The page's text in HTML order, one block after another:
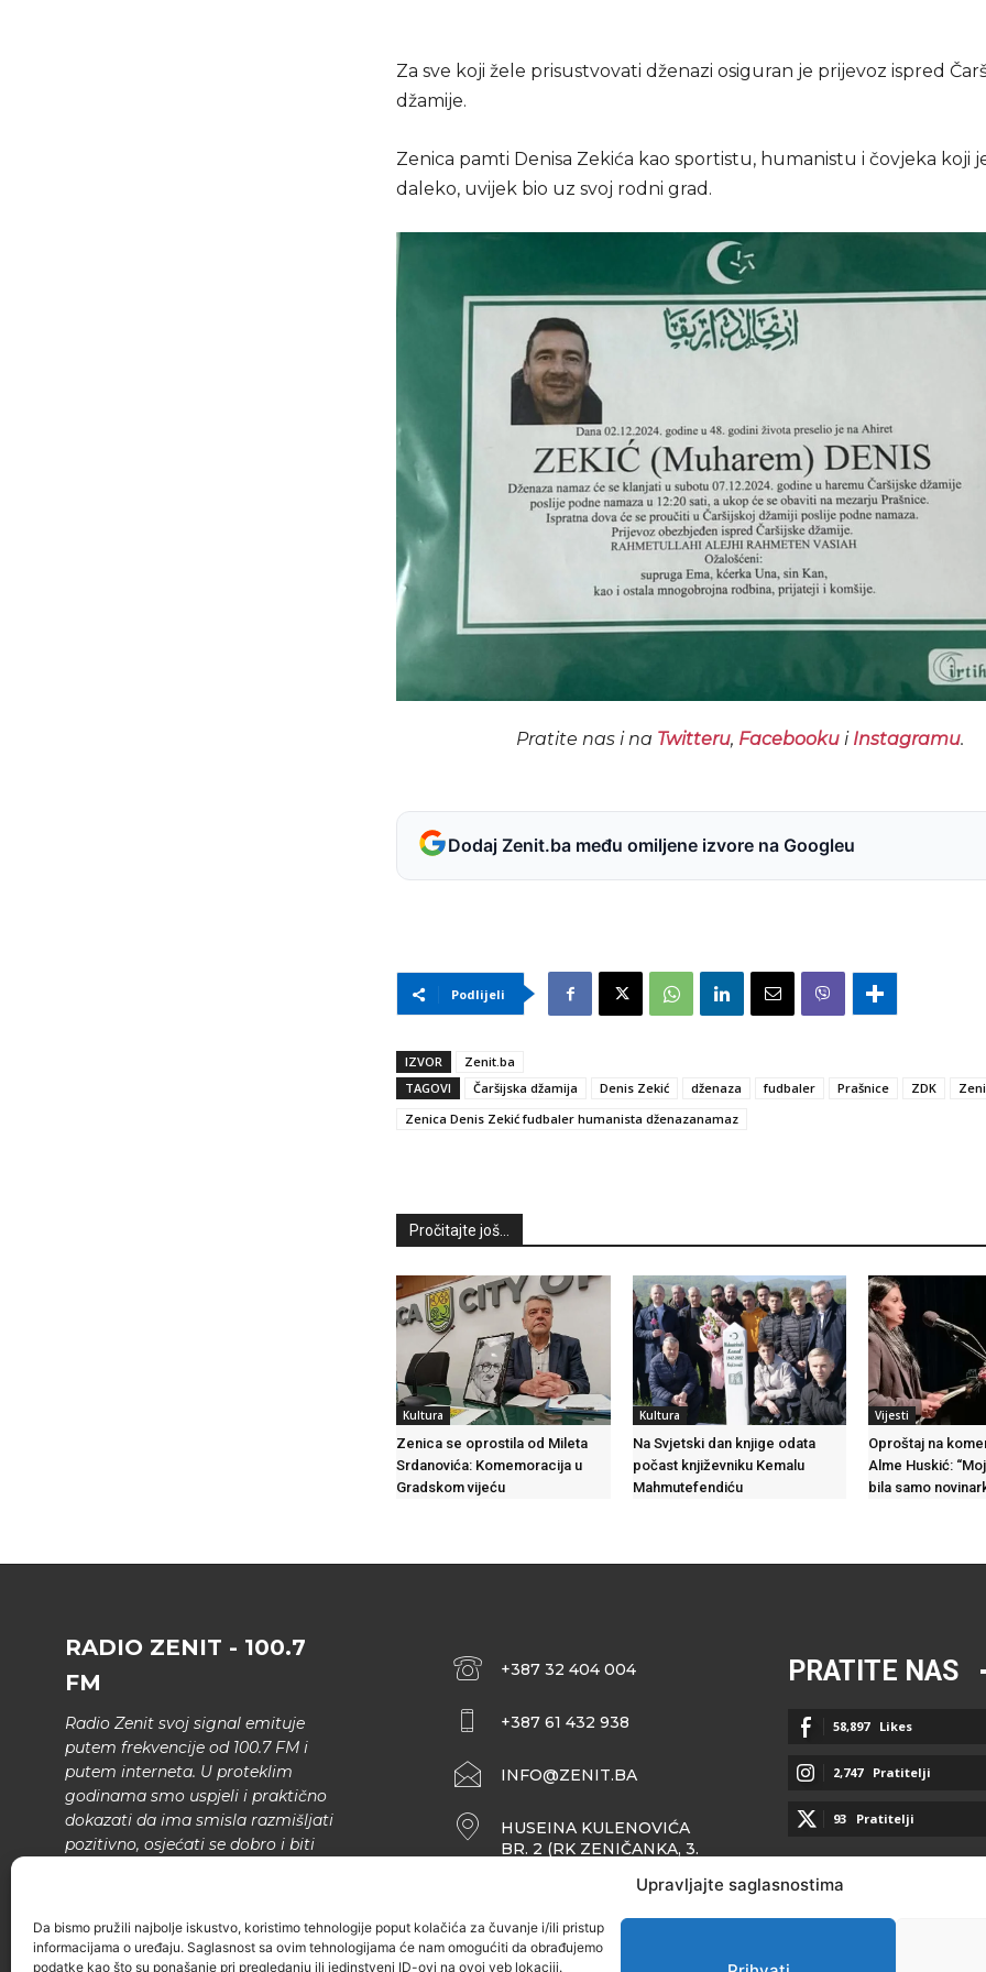
Upravljajte saglasnostima
Da bismo pružili najbolje iskustvo, koristimo tehnologije poput kolačića za čuvanje i/ili pristup
informacijama o uređaju. Saglasnost sa ovim tehnologijama će nam omogućiti da obrađujemo
podatke kao što su ponašanje pri pregledanju ili jedinstveni ID-ovi na ovoj veb lokaciji.
Za sve koji žele prisustvovati dženazi osiguran je prijevoz ispred
džamije.
Zenica pamti Denisa Zekića kao sportistu, humanistu i čovjeka koji
daleko, uvijek bio uz svoj rodni grad.
Pratite nas i na Twitteru, Facebookui Instagramu.
Dodaj Zenit.ba među omiljene izvore na Googleu
Podlijeli
IZVOR
Zenit.ba
TAGOVI
Čaršijska džamija Denis Zekić dženaza fudbaler Prašnice ZDK
Zenica Denis Zekić fudbaler humanista dženazanamaz
Pročitajte još...
Kultura
Zenica se oprostila od Mileta
Srdanovića: Komemoracija u
Gradskom vijeću
Kultura
Na Svjetski dan knjige odata
počast književniku Kemalu
Mahmutefendiću
Vijesti
Oproštaj na
Alme Huskić:
bila samo
RADIO ZENIT - 100.7
FM
Radio Zenit svoj signal emituje
putem frekvencije od 100.7 FM i
putem interneta. U proteklim
godinama smo uspjeli i praktično
dokazati da ima smisla razmišljati
pozitivno, osjećati se dobro i biti
narodne muzike..
+387 32 404 004
+387 61 432 938
INFO@ZENIT.BA
HUSEINA KULENOVIĆA
BR. 2 (RK ZENIČANKA, 3.
PRATITE NAS
58,897 Likes
2,747 Pratitelji
93 Pratitelji